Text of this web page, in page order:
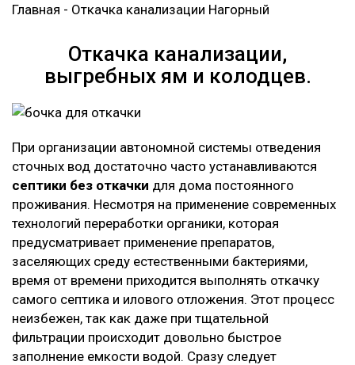
Главная - Откачка канализации Нагорный
Откачка канализации,
выгребных ям и колодцев.
При организации автономной системы отведения
сточных вод достаточно часто устанавливаются
септики без откачки для дома постоянного
проживания. Несмотря на применение современных
технологий переработки органики, которая
предусматривает применение препаратов,
заселяющих среду естественными бактериями,
время от времени приходится выполнять откачку
самого септика и илового отложения. Этот процесс
неизбежен, так как даже при тщательной
фильтрации происходит довольно быстрое
заполнение емкости водой. Сразу следует